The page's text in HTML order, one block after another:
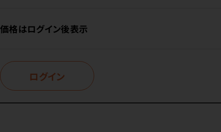
価格はログイン後表示
ログイン